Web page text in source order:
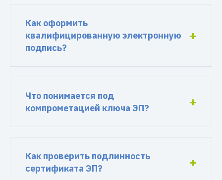
Как оформить
квалифицированную электронную
подпись?
Что понимается под
компрометацией ключа ЭП?
Как проверить подлинность
сертификата ЭП?